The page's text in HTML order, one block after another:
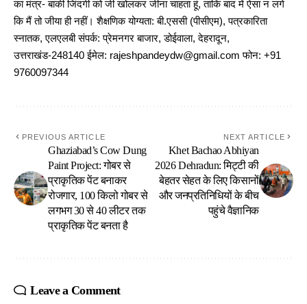
का मंत्र- बाकी जिंदगी को जी खोलकर जीना चाहता हूं, ताकि बाद में ऐसा न लगे
कि मैं तो जीया ही नहीं। शैक्षणिक योग्यता: बी.एससी (पीसीएम), पत्रकारिता
स्नातक, एलएलबी संपर्क: प्रेमनगर बाजार, डोईवाला, देहरादून,
उत्तराखंड-248140 ईमेल: rajeshpandeydw@gmail.com फोन: +91
9760097344
PREVIOUS ARTICLE
Ghaziabad’s Cow Dung
Paint Project: गोबर से
प्राकृतिक पेंट बनाकर
रोजगार, 100 किलो गोबर से
लगभग 30 से 40 लीटर तक
प्राकृतिक पेंट बनता है
NEXT ARTICLE
Khet Bachao Abhiyan
2026 Dehradun: मिट्टी की
बेहतर सेहत के लिए किसानों
और जनप्रतिनिधियों के बीच
पहुंचे वैज्ञानिक
Leave a Comment